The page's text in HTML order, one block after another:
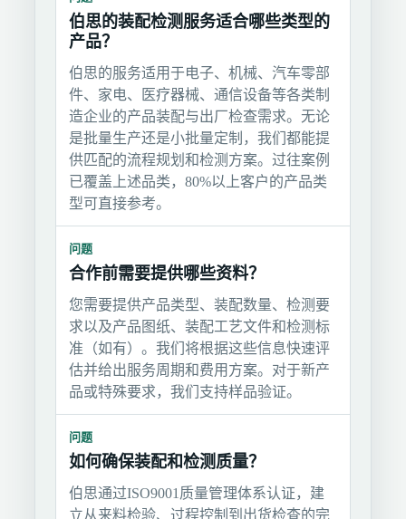
伯思的装配检测服务适合哪些类型的
产品？
伯思的服务适用于电子、机械、汽车零部
件、家电、医疗器械、通信设备等各类制
造企业的产品装配与出厂检查需求。无论
是批量生产还是小批量定制，我们都能提
供匹配的流程规划和检测方案。过往案例
已覆盖上述品类，80%以上客户的产品类
型可直接参考。
问题
合作前需要提供哪些资料？
您需要提供产品类型、装配数量、检测要
求以及产品图纸、装配工艺文件和检测标
准（如有）。我们将根据这些信息快速评
估并给出服务周期和费用方案。对于新产
品或特殊要求，我们支持样品验证。
问题
如何确保装配和检测质量？
伯思通过ISO9001质量管理体系认证，建
立从来料检验、过程控制到出货检查的完